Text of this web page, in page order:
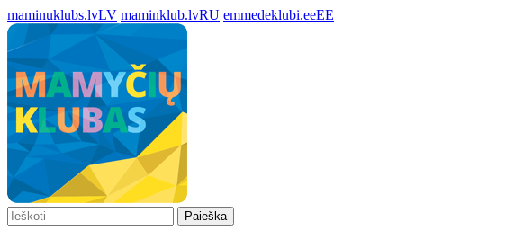
maminuklubs.lvLV maminklub.lvRU emmedeklubi.eeEE
Paieška